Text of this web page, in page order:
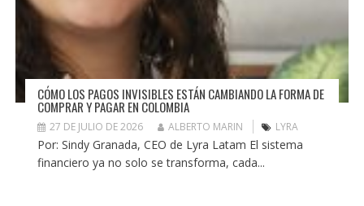
CÓMO LOS PAGOS INVISIBLES ESTÁN CAMBIANDO LA FORMA DE
COMPRAR Y PAGAR EN COLOMBIA
27 DE JULIO DE 2026 ALBERTO MARIN LYRA
Por: Sindy Granada, CEO de Lyra Latam El sistema
financiero ya no solo se transforma, cada...